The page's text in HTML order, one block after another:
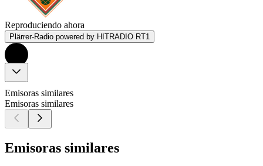
Reproduciendo ahora
Plärrer-Radio powered by HITRADIO RT1
Emisoras similares
Emisoras similares
Emisoras similares